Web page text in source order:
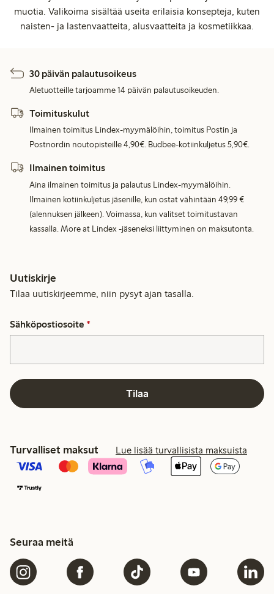
muotia. Valikoima sisältää useita erilaisia konsepteja, kuten
naisten- ja lastenvaatteita, alusvaatteita ja kosmetiikkaa.
30 päivän palautusoikeus
Aletuotteille tarjoamme 14 päivän palautusoikeuden.
Toimituskulut
Ilmainen toimitus Lindex-myymälöihin, toimitus Postin ja
Postnordin noutopisteille 4,90€. Budbee-kotiinkuljetus 5,90€.
Ilmainen toimitus
Aina ilmainen toimitus ja palautus Lindex-myymälöihin.
Ilmainen kotiinkuljetus jäsenille, kun ostat vähintään 49,99 €
(alennuksen jälkeen). Voimassa, kun valitset toimitustavan
kassalla. More at Lindex -jäseneksi liittyminen on maksutonta.
Uutiskirje
Tilaa uutiskirjeemme, niin pysyt ajan tasalla.
Sähköpostiosoite *
Tilaa
Turvalliset maksut Lue lisää turvallisista maksuista
Seuraa meitä